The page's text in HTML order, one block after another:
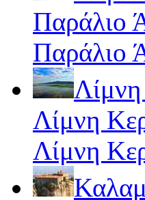
Παράλιο
Παράλιο
Λίμνη
Λίμνη